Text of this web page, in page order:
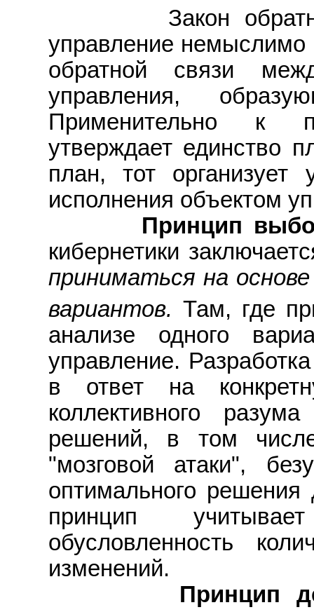
Закон
управление немыслимо
обратной связи
управления,
Применительно к
утверждает единство
план, тот организует
исполнения объектом
Принцип
кибернетики
приниматься на
вариантов. Там, где
анализе одного
управление.
в ответ на
коллективного
решений, в том
"мозговой атаки",
оптимального решения
принцип
обусловленность
изменений.
Принцип